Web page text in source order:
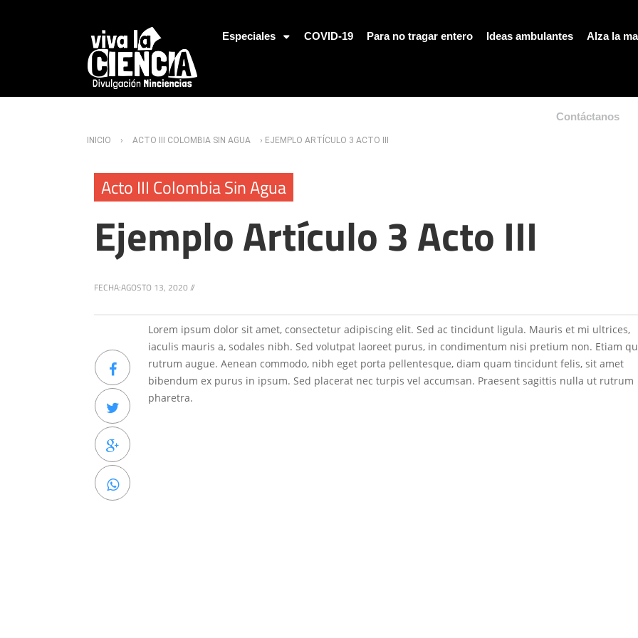
Especiales COVID-19 Para no tragar entero Ideas ambulantes Alza la
Contáctanos
Usted está aquí
INICIO › ACTO III COLOMBIA SIN AGUA › EJEMPLO ARTÍCULO 3 ACTO III
Acto III Colombia Sin Agua
Ejemplo Artículo 3 Acto III
FECHA:AGOSTO 13, 2020 //
Lorem ipsum dolor sit amet, consectetur adipiscing elit. Sed ac tincidunt ligula. Mauris et mi ultrices,
iaculis mauris a, sodales nibh. Sed volutpat laoreet purus, in condimentum nisi pretium non. Etiam
rutrum augue. Aenean commodo, nibh eget porta pellentesque, diam quam tincidunt felis, sit amet
bibendum ex purus in ipsum. Sed placerat nec turpis vel accumsan. Praesent sagittis nulla ut rutrum
pharetra.